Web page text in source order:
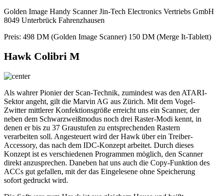
Golden Image Handy Scanner Jin-Tech Electronics Vertriebs GmbH
8049 Unterbrück Fahrenzhausen
Preis: 498 DM (Golden Image Scanner) 150 DM (Merge It-Tablett)
Hawk Colibri M
Als wahrer Pionier der Scan-Technik, zumindest was den ATARI-
Sektor angeht, gilt die Marvin AG aus Zürich. Mit dem Vogel-
Zwitter mittlerer Konfektionsgröße erreicht uns ein Scanner, der
neben dem Schwarzweißmodus noch drei Raster-Modi kennt, in
denen er bis zu 37 Graustufen zu entsprechenden Rastern
verarbeiten soll. Angesteuert wird der Hawk über ein Treiber-
Accessory, das nach dem IDC-Konzept arbeitet. Durch dieses
Konzept ist es verschiedenen Programmen möglich, den Scanner
direkt anzusprechen. Daneben hat uns auch die Copy-Funktion des
ACCs gut gefallen, mit der das Eingelesene ohne Speicherung
sofort gedruckt wird.